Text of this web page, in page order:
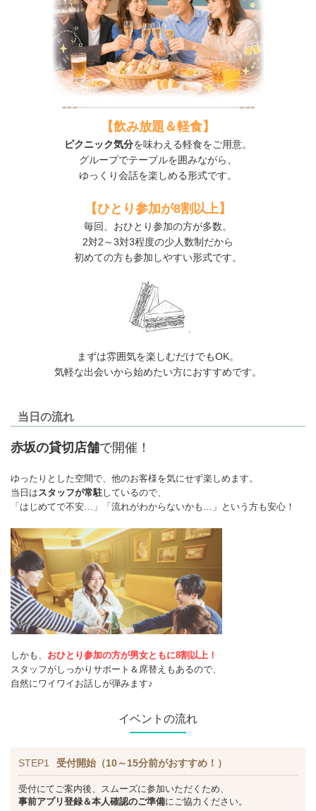
【飲み放題＆軽食】
ピクニック気分を味わえる軽食をご用意。
グループでテーブルを囲みながら、
ゆっくり会話を楽しめる形式です。
【ひとり参加が8割以上】
毎回、おひとり参加の方が多数。
2対2～3対3程度の少人数制だから
初めての方も参加しやすい形式です。
まずは雰囲気を楽しむだけでもOK。
気軽な出会いから始めたい方におすすめです。
当日の流れ
赤坂の貸切店舗で開催！
ゆったりとした空間で、他のお客様を気にせず楽しめます。
当日は スタッフが常駐しているので、
「はじめてで不安…」「流れがわからないかも…」という方も安心！
しかも、 おひとり参加の方が男女ともに8割以上！
スタッフがしっかりサポート＆席替えもあるので、
自然にワイワイお話しが弾みます♪
イベントの流れ
STEP1 受付開始（10～15分前がおすすめ！）
受付にてご案内後、スムーズに参加いただくため、
事前アプリ登録＆本人確認のご準備にご協力ください。